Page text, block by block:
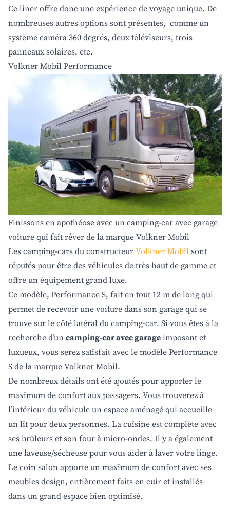
Ce liner offre donc une expérience de voyage unique. De
nombreuses autres options sont présentes, comme un
système caméra 360 degrés, deux téléviseurs, trois
panneaux solaires, etc.
Volkner Mobil Performance
Finissons en apothéose avec un camping-car avec garage
voiture qui fait rêver de la marque Volkner Mobil
Les camping-cars du constructeur Volkner Mobil sont
réputés pour être des véhicules de très haut de gamme et
offre un équipement grand luxe.
Ce modèle, Performance S, fait en tout 12 m de long qui
permet de recevoir une voiture dans son garage qui se
trouve sur le côté latéral du camping-car. Si vous êtes à la
recherche d’un camping-car avec garage imposant et
luxueux, vous serez satisfait avec le modèle Performance
S de la marque Volkner Mobil.
De nombreux détails ont été ajoutés pour apporter le
maximum de confort aux passagers. Vous trouverez à
l’intérieur du véhicule un espace aménagé qui accueille
un lit pour deux personnes. La cuisine est complète avec
ses brûleurs et son four à micro-ondes. Il y a également
une laveuse/sécheuse pour vous aider à laver votre linge.
Le coin salon apporte un maximum de confort avec ses
meubles design, entièrement faits en cuir et installés
dans un grand espace bien optimisé.